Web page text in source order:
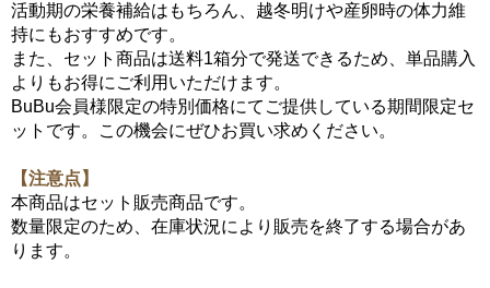
活動期の栄養補給はもちろん、越冬明けや産卵時の体力維
持にもおすすめです。
また、セット商品は送料1箱分で発送できるため、単品購入
よりもお得にご利用いただけます。
BuBu会員様限定の特別価格にてご提供している期間限定セ
ットです。この機会にぜひお買い求めください。
【注意点】
本商品はセット販売商品です。
数量限定のため、在庫状況により販売を終了する場合があ
ります。